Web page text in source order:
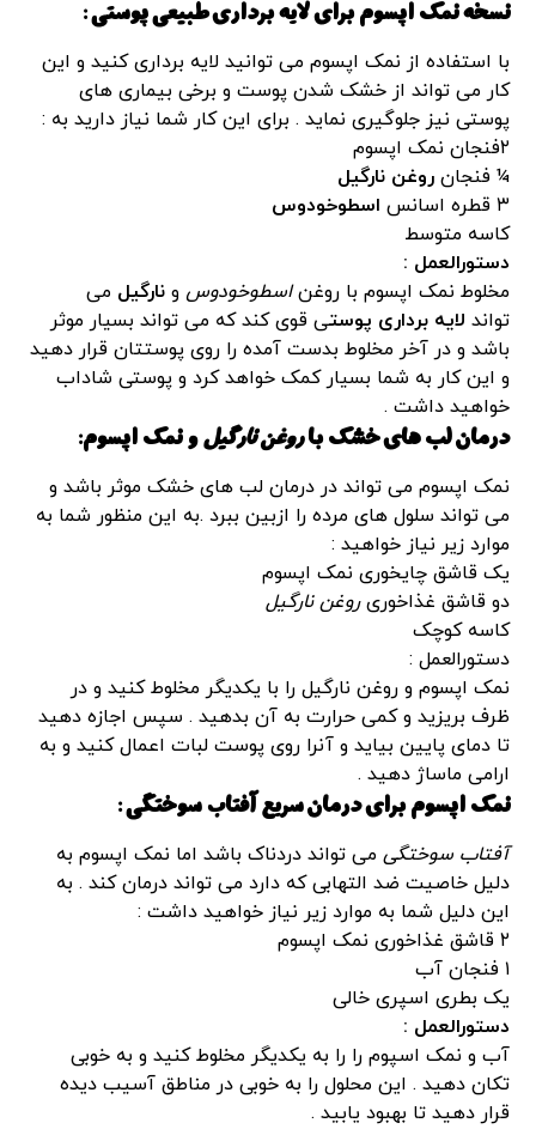
نسخه نمک اپسوم برای لایه برداری طبیعی پوستی :
با استفاده از نمک اپسوم می توانید لایه برداری کنید و این
کار می تواند از خشک شدن پوست و برخی بیماری های
پوستی نیز جلوگیری نماید . برای این کار شما نیاز دارید به :
۲فنجان نمک اپسوم
¼ فنجانروغن نارگیل
۳ قطره اسانس
اسطوخودوس
کاسه متوسط
دستورالعمل :
مخلوط نمک اپسوم با روغناسطوخودوس ونارگیل می
تواند لایه برداری پوستی قوی کند که می تواند بسیار موثر
باشد و در آخر مخلوط بدست آمده را روی پوستتان قرار دهید
و این کار به شما بسیار کمک خواهد کرد و پوستی شاداب
خواهید داشت .
درمان لب های خشک باروغن نارگیلو نمک اپسوم:
نمک اپسوم می تواند در درمان لب های خشک موثر باشد و
می تواند سلول های مرده را ازبین ببرد .به این منظور شما به
موارد زیر نیاز خواهید :
یک قاشق چایخوری نمک اپسوم
دو قاشق غذاخوریروغن نارگیل
کاسه کوچک
دستورالعمل :
نمک اپسوم و روغن نارگیل را با یکدیگر مخلوط کنید و در
ظرف بریزید و کمی حرارت به آن بدهید . سپس اجازه دهید
تا دمای پایین بیاید و آنرا روی پوست لبات اعمال کنید و به
ارامی ماساژ دهید .
نمک اپسوم برای درمان سریع آفتاب سوختگی:
آفتاب سوختگی می تواند دردناک باشد اما نمک اپسوم به
دلیل خاصیت ضد التهابی که دارد می تواند درمان کند . به
این دلیل شما به موارد زیر نیاز خواهید داشت :
۲ قاشق غذاخوری نمک اپسوم
۱ فنجان آب
یک بطری اسپری خالی
دستورالعمل :
آب و نمک اسپوم را را به یکدیگر مخلوط کنید و به خوبی
تکان دهید . این محلول را به خوبی در مناطق آسیب دیده
قرار دهید تا بهبود یابید .